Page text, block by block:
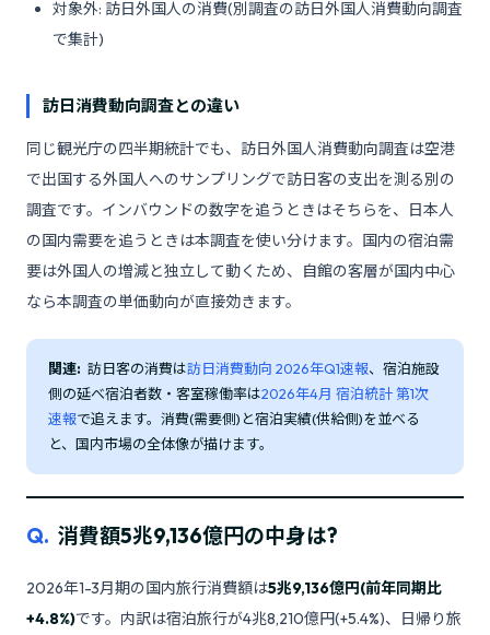
対象外: 訪日外国人の消費(別調査の訪日外国人消費動向調査
で集計)
訪日消費動向調査との違い
同じ観光庁の四半期統計でも、訪日外国人消費動向調査は空港
で出国する外国人へのサンプリングで訪日客の支出を測る別の
調査です。インバウンドの数字を追うときはそちらを、日本人
の国内需要を追うときは本調査を使い分けます。国内の宿泊需
要は外国人の増減と独立して動くため、自館の客層が国内中心
なら本調査の単価動向が直接効きます。
関連: 訪日客の消費は訪日消費動向 2026年Q1速報、宿泊施設
側の延べ宿泊者数・客室稼働率は2026年4月 宿泊統計 第1次
速報で追えます。消費(需要側)と宿泊実績(供給側)を並べる
と、国内市場の全体像が描けます。
Q. 消費額5兆9,136億円の中身は?
2026年1-3月期の国内旅行消費額は5兆9,136億円(前年同期比
+4.8%)です。内訳は宿泊旅行が4兆8,210億円(+5.4%)、日帰り旅